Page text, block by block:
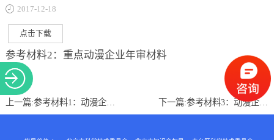
创新
关于
2017-12-18
点击下载
参考材料2：重点动漫企业年审材料
上一篇: 参考材料1：动漫企业认定申请材料 下一篇: 参考材料3：动漫企业进口税收免税资格申请材料